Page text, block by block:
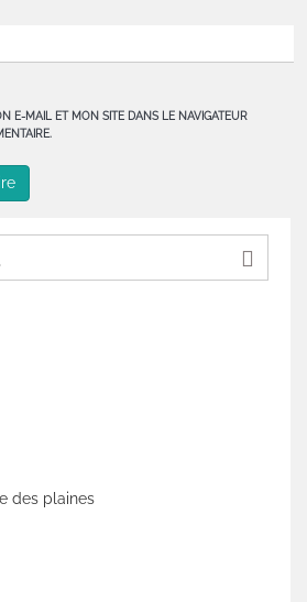
E-MAIL ET MON SITE DANS LE NAVIGATEUR
des plaines